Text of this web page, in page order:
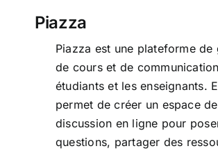
Piazza
Piazza est une plateforme de
de cours et de
étudiants et les enseignants.
permet de créer un espace de
discussion en ligne pour
questions, partager des